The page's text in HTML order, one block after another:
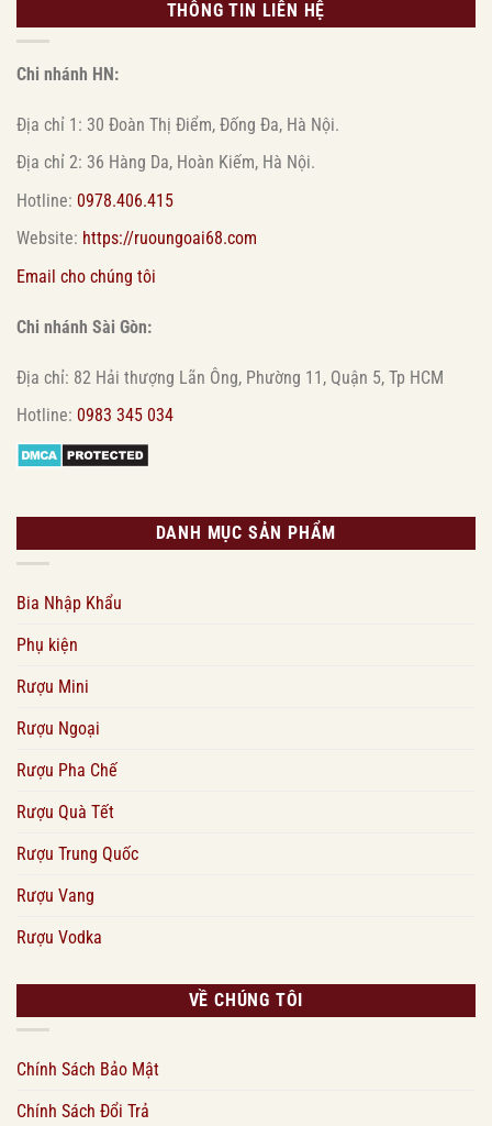
THÔNG TIN LIÊN HỆ
Chi nhánh HN:
Địa chỉ 1: 30 Đoàn Thị Điểm, Đống Đa, Hà Nội.
Địa chỉ 2: 36 Hàng Da, Hoàn Kiếm, Hà Nội.
Hotline: 0978.406.415
Website: https://ruoungoai68.com
Email cho chúng tôi
Chi nhánh Sài Gòn:
Địa chỉ: 82 Hải thượng Lãn Ông, Phường 11, Quận 5, Tp HCM
Hotline: 0983 345 034
DANH MỤC SẢN PHẨM
Bia Nhập Khẩu
Phụ kiện
Rượu Mini
Rượu Ngoại
Rượu Pha Chế
Rượu Quà Tết
Rượu Trung Quốc
Rượu Vang
Rượu Vodka
VỀ CHÚNG TÔI
Chính Sách Bảo Mật
Chính Sách Đổi Trả